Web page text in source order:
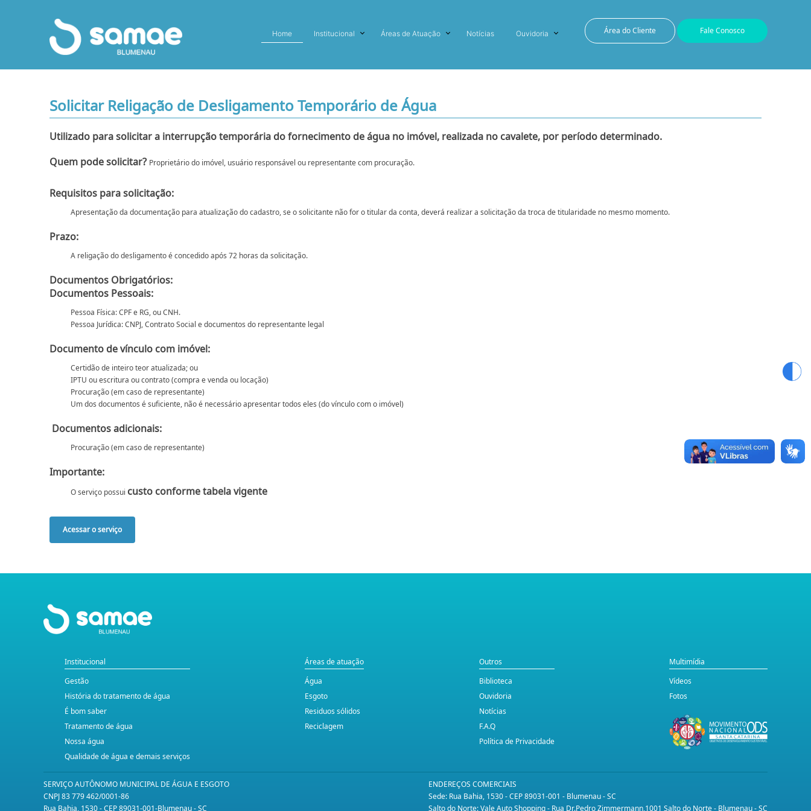
Área do Cliente Fale Conosco
Home Institucional Áreas de Atuação Notícias Ouvidoria
Solicitar Religação de Desligamento Temporário de Água
Utilizado para solicitar a interrupção temporária do fornecimento de água no imóvel, realizada no cavalete, por período determinado.
Quem pode solicitar? Proprietário do imóvel, usuário responsável ou representante com procuração.
Requisitos para solicitação:
Apresentação da documentação para atualização do cadastro, se o solicitante não for o titular da conta, deverá realizar a solicitação da troca de titularidade no mesmo momento.
Prazo:
A religação do desligamento é concedido após 72 horas da solicitação.
Documentos Obrigatórios:
Documentos Pessoais:
Pessoa Física: CPF e RG, ou CNH.
Pessoa Jurídica: CNPJ, Contrato Social e documentos do representante legal
Documento de vínculo com imóvel:
Certidão de inteiro teor atualizada; ou
IPTU ou escritura ou contrato (compra e venda ou locação)
Procuração (em caso de representante)
Um dos documentos é suficiente, não é necessário apresentar todos eles (do vínculo com o imóvel)
Documentos adicionais:
Procuração (em caso de representante)
Importante:
O serviço possui custo conforme tabela vigente
Acessar o serviço
Institucional
Gestão
História do tratamento de água
É bom saber
Tratamento de água
Nossa água
Qualidade de água e demais serviços
Áreas de atuação
Água
Esgoto
Residuos sólidos
Reciclagem
Outros
Biblioteca
Ouvidoria
Notícias
F.A.Q
Política de Privacidade
Multimídia
Vídeos
Fotos
SERVIÇO AUTÔNOMO MUNICIPAL DE ÁGUA E ESGOTO
CNPJ 83 779 462/0001-86
Rua Bahia, 1530 - CEP 89031-001-Blumenau - SC
ENDEREÇOS COMERCIAIS
Sede: Rua Bahia, 1530 - CEP 89031-001 - Blumenau - SC
Salto do Norte: Vale Auto Shopping - Rua Dr.Pedro Zimmermann,1001 Salto do Norte - Blumenau - SC